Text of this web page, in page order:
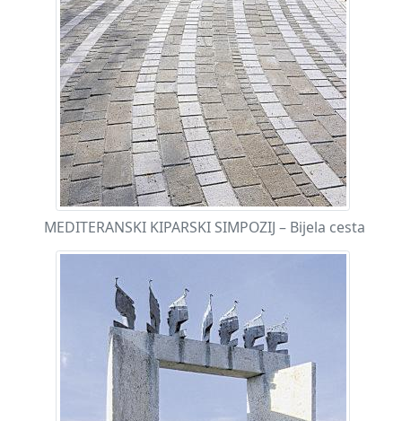
MEDITERANSKI KIPARSKI SIMPOZIJ – Bijela cesta